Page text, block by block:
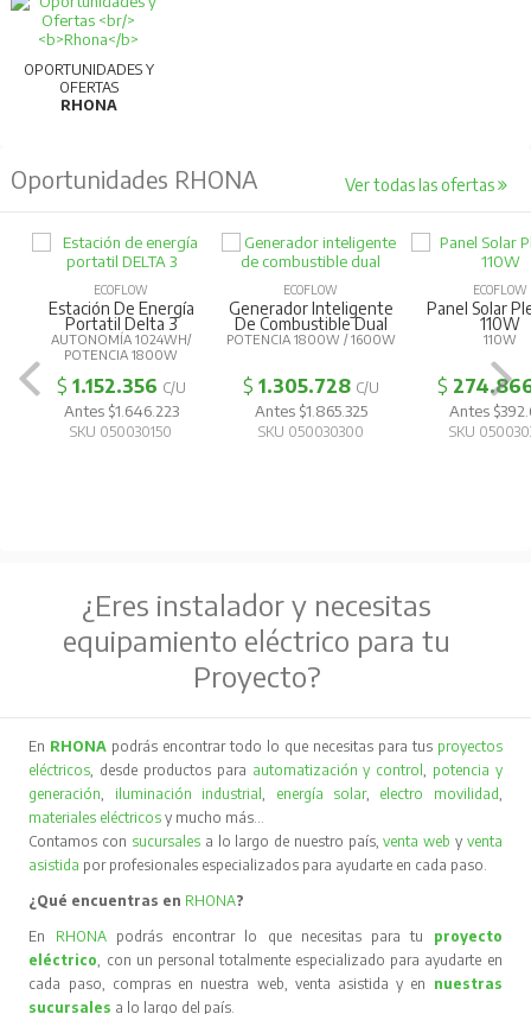
OPORTUNIDADES Y
OFERTAS
RHONA
Oportunidades RHONA Ver todas las ofertas
ECOFLOW
Estación De Energía
Portatil Delta 3
AUTONOMÍA 1024WH/
POTENCIA 1800W
$ 1.152.356 C/U
Antes $1.646.223
SKU 050030150
ECOFLOW
Generador Inteligente
De Combustible Dual
POTENCIA 1800W / 1600W
$ 1.305.728 C/U
Antes $1.865.325
SKU 050030300
ECOFLOW
Panel Solar
110W
110W
$
Antes
SKU
¿Eres instalador y necesitas
equipamiento eléctrico para tu
Proyecto?
En RHONA podrás encontrar todo lo que necesitas para tus proyectos
eléctricos, desde productos para automatización y control, potencia y
generación, iluminación industrial, energía solar, electro movilidad,
materiales eléctricos y mucho más…
Contamos con sucursales a lo largo de nuestro país,venta web y venta
asistida por profesionales especializados para ayudarte en cada paso.
¿Qué encuentras en RHONA?
En RHONA podrás encontrar lo que necesitas para tu proyecto
eléctrico, con un personal totalmente especializado para ayudarte en
cada paso, compras en nuestra web, venta asistida y en nuestras
sucursales a lo largo del país.